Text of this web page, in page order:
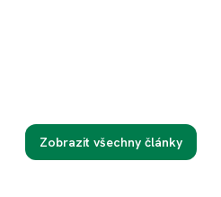
Zobrazit všechny články